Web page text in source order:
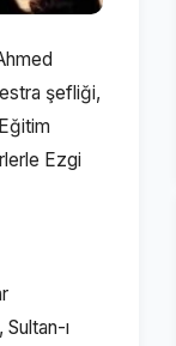
şefliği,
Ezgi
ı